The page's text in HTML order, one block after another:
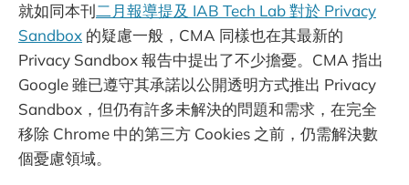
就如同本刊二月報導提及 IAB Tech Lab 對於 Privacy
Sandbox 的疑慮一般，CMA 同樣也在其最新的
Privacy Sandbox 報告中提出了不少擔憂。CMA 指出
Google 雖已遵守其承諾以公開透明方式推出 Privacy
Sandbox，但仍有許多未解決的問題和需求，在完全
移除 Chrome 中的第三方 Cookies 之前，仍需解決數
個憂慮領域。